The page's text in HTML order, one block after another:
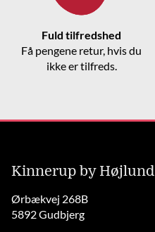
Fuld tilfredshed
Få pengene retur, hvis du
ikke er tilfreds.
Kinnerup by Højlund
Ørbækvej 268B
5892 Gudbjerg